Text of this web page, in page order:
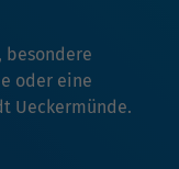
besondere
oder eine
Ueckermünde.